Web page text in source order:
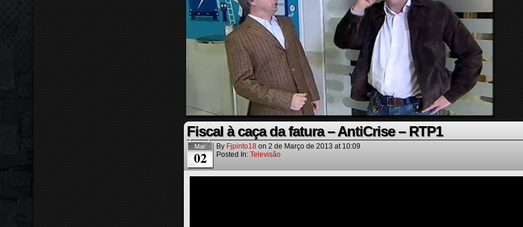
Fiscal à caça da fatura – AntiCrise – RTP1
Mar
02
By Fjpinto18 on 2 de Março de 2013 at 10:09
Posted In: Televisão